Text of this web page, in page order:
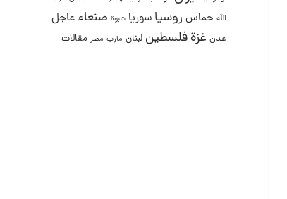
الله حماس روسيا سوريا شبوة صنعاء عاجل
عدن غزةفلسطين لبنان مارب مصر مقالات